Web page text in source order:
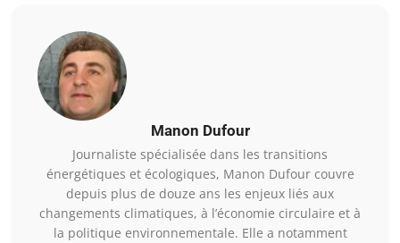
Manon Dufour
Journaliste spécialisée dans les transitions
énergétiques et écologiques, Manon Dufour couvre
depuis plus de douze ans les enjeux liés aux
changements climatiques, à l’économie circulaire et à
la politique environnementale. Elle a notamment